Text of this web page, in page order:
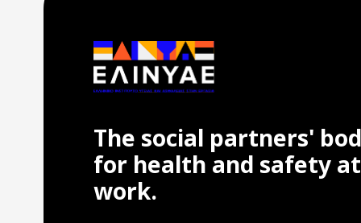
The social partners'
for health and safety at
work.